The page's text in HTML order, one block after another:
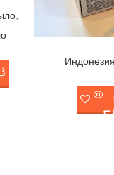
,
Индонезия